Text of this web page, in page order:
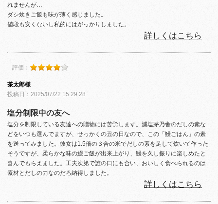
れませんが…
ダシ炊きご飯も味が薄く感じました。
値段も安くないし私的にはがっかりしました。
詳しくはこちら
評価：
茶太郎様
投稿日：2025/07/22 15:29:28
塩分制限中の友へ
塩分を制限している友達への贈物には苦労します。減塩茅乃舎のだしの素な
どをいつも選んでますが、せっかくの丑の日なので、この「鰻ごはん」の素
を送ってみました。彼女は1.5倍の３合の米でだしの素を足して炊いて作った
そうですが、柔らかな味の鰻ご飯が出来上がり、鰻を久し振りに楽しめたと
喜んでもらえました。工夫次第で誰の口にも合い、おいしく食べられるのは
素材とだしの力なのだろ納得しました。
詳しくはこちら